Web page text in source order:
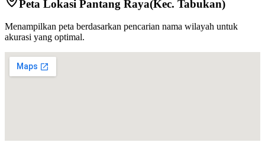
Peta Lokasi Pantang Raya(Kec. Tabukan)
Menampilkan peta berdasarkan pencarian nama wilayah untuk
akurasi yang optimal.